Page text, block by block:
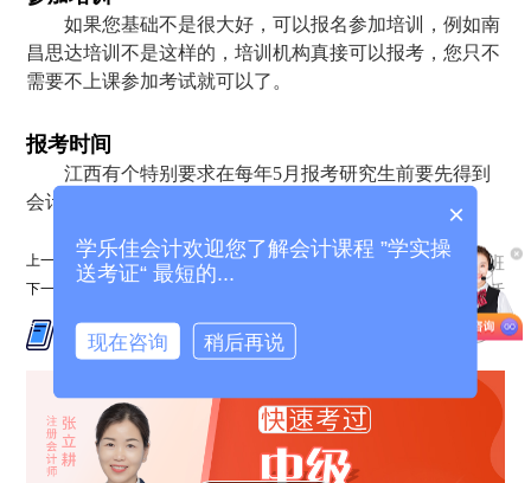
如果您基础不是很大好，可以报名参加培训，例如南
昌思达培训不是这样的，培训机构真接可以报考，您只不
需要不上课参加考试就可以了。
报考时间
江西有个特别要求在每年5月报考研究生前要先得到
会计电算化证书，现在时间不是太多了。
上一篇： 哈尔滨注册会计培训班
下一篇： 哈尔滨会计培训班;哈尔滨会计培训班地址电话
相关课程推荐 查看更多 >
×
学乐佳会计欢迎您了解会计课程 ”学实操
送考证“ 最短的...
现在咨询 稍后再说